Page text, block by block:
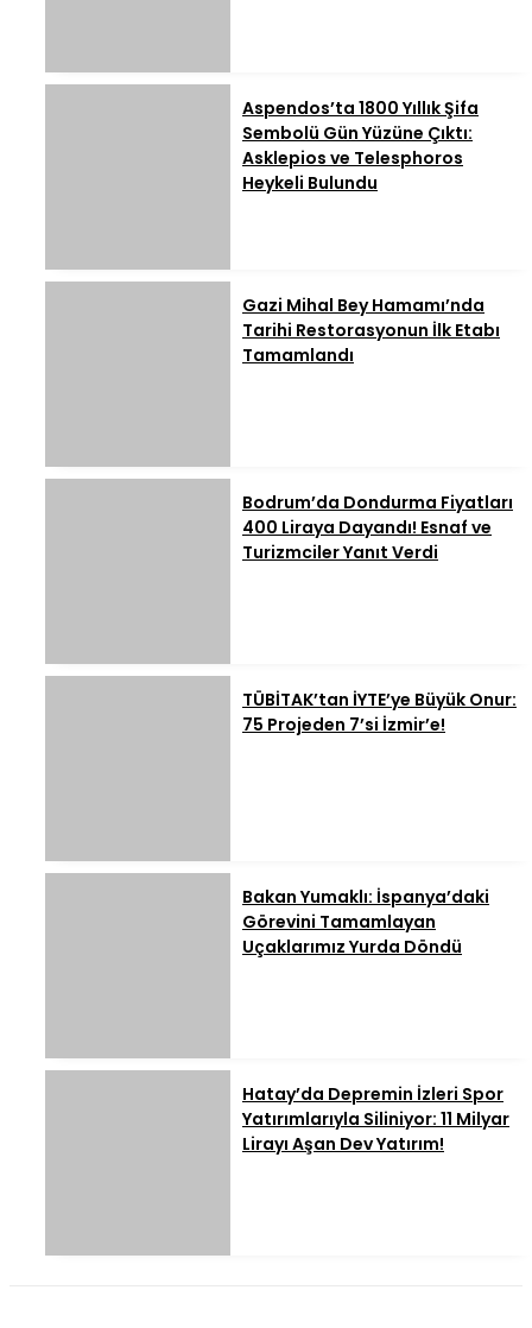
Aspendos’ta 1800 Yıllık Şifa
Sembolü Gün Yüzüne Çıktı:
Asklepios ve Telesphoros
Heykeli Bulundu
Gazi Mihal Bey Hamamı’nda
Tarihi Restorasyonun İlk Etabı
Tamamlandı
Bodrum’da Dondurma Fiyatları
400 Liraya Dayandı! Esnaf ve
Turizmciler Yanıt Verdi
TÜBİTAK’tan İYTE’ye Büyük Onur:
75 Projeden 7’si İzmir’e!
Bakan Yumaklı: İspanya’daki
Görevini Tamamlayan
Uçaklarımız Yurda Döndü
Hatay’da Depremin İzleri Spor
Yatırımlarıyla Siliniyor: 11 Milyar
Lirayı Aşan Dev Yatırım!